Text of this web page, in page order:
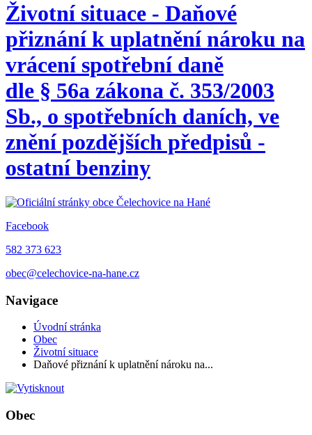
Životní situace - Daňové
přiznání k uplatnění nároku na
vrácení spotřební daně
dle § 56a zákona č. 353/2003
Sb., o spotřebních daních, ve
znění pozdějších předpisů -
ostatní benziny
Facebook
582 373 623
obec@celechovice-na-hane.cz
Navigace
Úvodní stránka
Obec
Životní situace
Daňové přiznání k uplatnění nároku na...
Obec